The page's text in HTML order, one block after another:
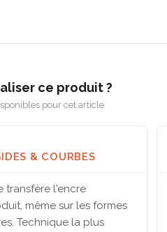
ce produit ?
pour cet article
& COURBES
transfère l'encre
même sur les formes
Technique la plus